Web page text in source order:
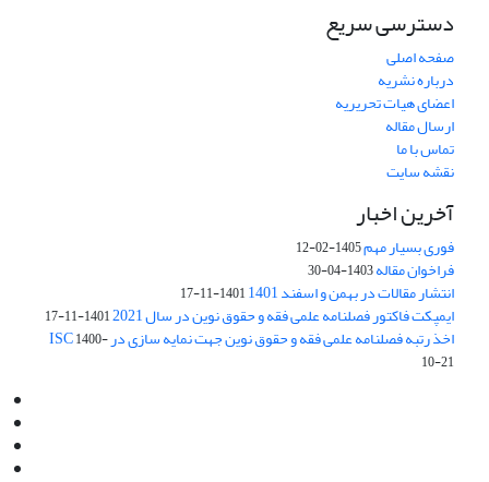
دسترسی سریع
صفحه اصلی
درباره نشریه
اعضای هیات تحریریه
ارسال مقاله
تماس با ما
نقشه سایت
آخرین اخبار
فوری بسیار مهم1405-02-12
فراخوان مقاله1403-04-30
انتشار مقالات در بهمن و اسفند 1401 1401-11-17
ایمپکت فاکتور فصلنامه علمی فقه و حقوق نوین در سال 2021 1401-11-17
اخذ رتبه فصلنامه علمی فقه و حقوق نوین جهت نمایه سازی در ISC1400-
10-21